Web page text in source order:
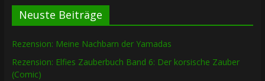
Neuste Beiträge
Rezension: Meine Nachbarn der Yamadas
Rezension: Elfies Zauberbuch Band 6: Der korsische Zauber
(Comic)